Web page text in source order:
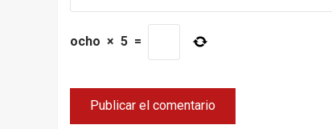
ocho × 5 =